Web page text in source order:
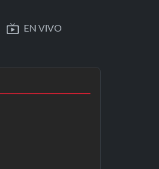
EN VIVO